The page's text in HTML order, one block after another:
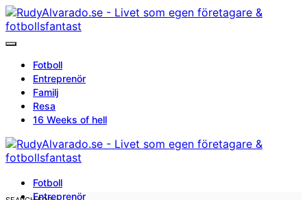
Fotboll
Entreprenör
Familj
Resa
16 Weeks of hell
Fotboll
Entreprenör